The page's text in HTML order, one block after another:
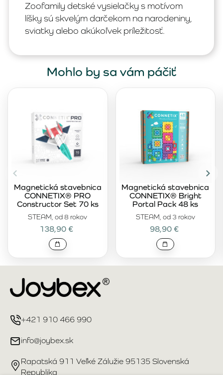
Zoofamily detské vysielačky s motívom
líšky sú skvelým darčekom na narodeniny,
sviatky alebo akúkoľvek príležitosť.
Mohlo by sa vám páčiť
STEAM, od 8 rokov
Magnetická stavebnica
CONNETIX® PRO
Constructor Set 70 ks
138,90 €
STEAM, od 3 rokov
Magnetická stavebnica
CONNETIX® Bright
Portal Pack 48 ks
98,90 €
+421 910 466 990
info@joybex.sk
Rapatská 911 Veľké Zálužie 95135 Slovenská
Republika